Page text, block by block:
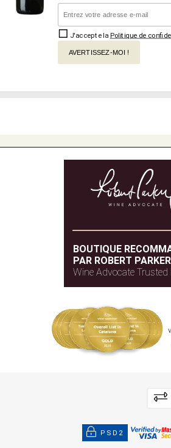
J'accepte la Politique de
AVERTISSEZ-MOI !
BOUTIQUE
PAR ROBERT PARKER
Wine Advocate Trusted
PSD2